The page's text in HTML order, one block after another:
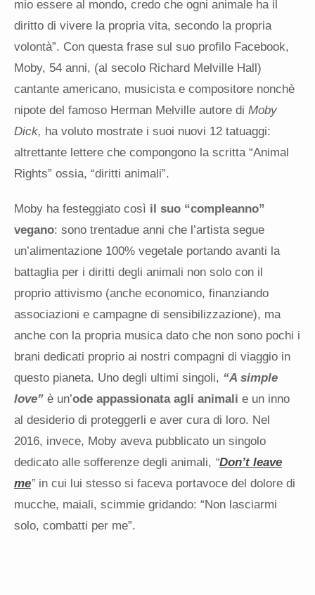
mio essere al mondo, credo che ogni animale ha il
diritto di vivere la propria vita, secondo la propria
volontà”. Con questa frase sul suo profilo Facebook,
Moby, 54 anni, (al secolo Richard Melville Hall)
cantante americano, musicista e compositore nonchè
nipote del famoso Herman Melville autore di Moby
Dick, ha voluto mostrate i suoi nuovi 12 tatuaggi:
altrettante lettere che compongono la scritta “Animal
Rights” ossia, “diritti animali”.
Moby ha festeggiato così il suo “compleanno”
vegano: sono trentadue anni che l’artista segue
un’alimentazione 100% vegetale portando avanti la
battaglia per i diritti degli animali non solo con il
proprio attivismo (anche economico, finanziando
associazioni e campagne di sensibilizzazione), ma
anche con la propria musica dato che non sono pochi i
brani dedicati proprio ai nostri compagni di viaggio in
questo pianeta. Uno degli ultimi singoli, “A simple
love” è un’ode appassionata agli animali e un inno
al desiderio di proteggerli e aver cura di loro. Nel
2016, invece, Moby aveva pubblicato un singolo
dedicato alle sofferenze degli animali, “Don’t leave
me”in cui lui stesso si faceva portavoce del dolore di
mucche, maiali, scimmie gridando: “Non lasciarmi
solo, combatti per me”.